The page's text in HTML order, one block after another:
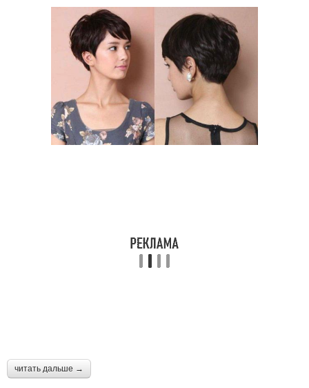
читать дальше →